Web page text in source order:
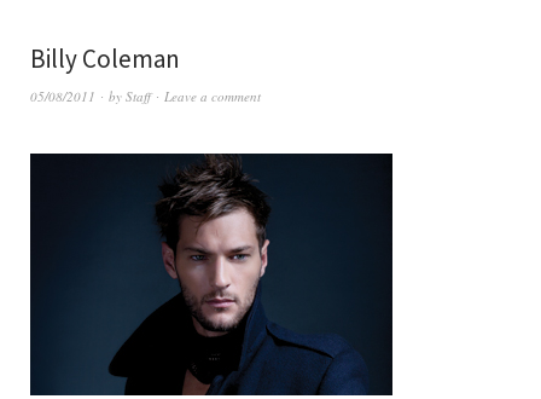
Billy Coleman
05/08/2011 by Staff Leave a comment